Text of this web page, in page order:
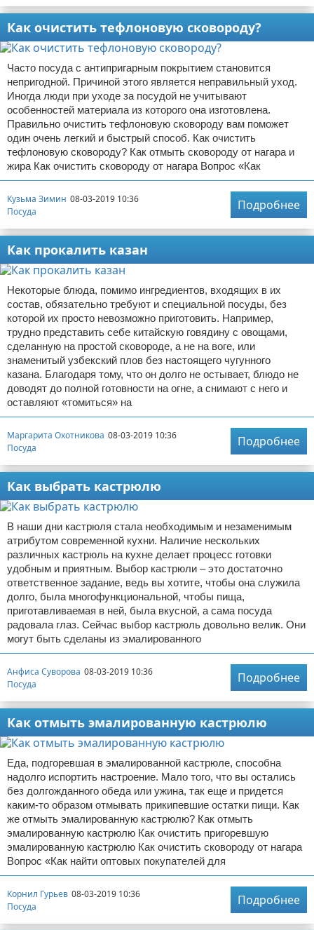
Как очистить тефлоновую сковороду?
Часто посуда с антипригарным покрытием становится
непригодной. Причиной этого является неправильный уход.
Иногда люди при уходе за посудой не учитывают
особенностей материала из которого она изготовлена.
Правильно очистить тефлоновую сковороду вам поможет
один очень легкий и быстрый способ. Как очистить
тефлоновую сковороду? Как отмыть сковороду от нагара и
жира Как очистить сковороду от нагара Вопрос «Как
Кузьма Зимин 08-03-2019 10:36
Посуда
Подробнее
Как прокалить казан
Некоторые блюда, помимо ингредиентов, входящих в их
состав, обязательно требуют и специальной посуды, без
которой их просто невозможно приготовить. Например,
трудно представить себе китайскую говядину с овощами,
сделанную на простой сковороде, а не на воге, или
знаменитый узбекский плов без настоящего чугунного
казана. Благодаря тому, что он долго не остывает, блюдо не
доводят до полной готовности на огне, а снимают с него и
оставляют «томиться» на
Маргарита Охотникова 08-03-2019 10:36
Посуда
Подробнее
Как выбрать кастрюлю
В наши дни кастрюля стала необходимым и незаменимым
атрибутом современной кухни. Наличие нескольких
различных кастрюль на кухне делает процесс готовки
удобным и приятным. Выбор кастрюли – это достаточно
ответственное задание, ведь вы хотите, чтобы она служила
долго, была многофункциональной, чтобы пища,
приготавливаемая в ней, была вкусной, а сама посуда
радовала глаз. Сейчас выбор кастрюль довольно велик. Они
могут быть сделаны из эмалированного
Анфиса Суворова 08-03-2019 10:36
Посуда
Подробнее
Как отмыть эмалированную кастрюлю
Еда, подгоревшая в эмалированной кастрюле, способна
надолго испортить настроение. Мало того, что вы остались
без долгожданного обеда или ужина, так еще и придется
каким-то образом отмывать прикипевшие остатки пищи. Как
же отмыть эмалированную кастрюлю? Как отмыть
эмалированную кастрюлю Как очистить пригоревшую
эмалированную кастрюлю Как очистить сковороду от нагара
Вопрос «Как найти оптовых покупателей для
Корнил Гурьев 08-03-2019 10:36
Посуда
Подробнее